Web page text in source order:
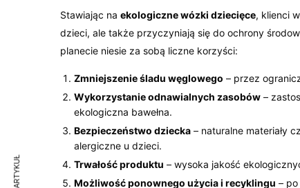
Stawiając naekologiczne wózki dziecięce, klienci
dzieci, ale także przyczyniają się do ochrony
planecie niesie za sobą liczne korzyści:
Zmniejszenie śladu węglowego – przez
Wykorzystanie odnawialnych zasobów –
ekologiczna bawełna.
Bezpieczeństwo dziecka – naturalne materiały
alergiczne u dzieci.
Trwałość produktu – wysoka jakość
Możliwość ponownego użycia i recyklingu –